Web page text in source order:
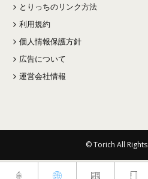
とりっちのリンク方法
利用規約
個人情報保護方針
広告について
運営会社情報
© Torich All